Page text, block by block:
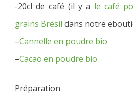
-20cl de café (il y a le café
grains Brésil dans notre
–Cannelle en poudre bio
–Cacao en poudre bio
Préparation